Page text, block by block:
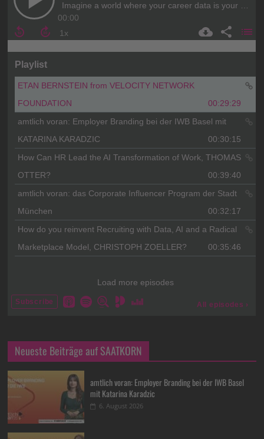
Neueste Beiträge auf SAATKORN
amtlich voran: Employer Branding bei der IWB Basel
mit Katarina Karadzic
6. August 2026